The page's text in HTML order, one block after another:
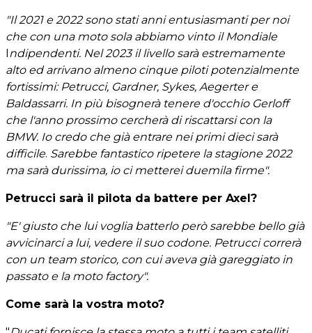
"Il 2021 e 2022 sono stati anni entusiasmanti per noi
che con una moto sola abbiamo vinto il Mondiale
Indipendenti. Nel 2023 il livello sarà estremamente
alto ed arrivano almeno cinque piloti potenzialmente
fortissimi: Petrucci, Gardner, Sykes, Aegerter e
Baldassarri. In più bisognerà tenere d'occhio Gerloff
che l'anno prossimo cercherà di riscattarsi con la
BMW. Io credo che già entrare nei primi dieci sarà
difficile. Sarebbe fantastico ripetere la stagione 2022
ma sarà durissima, io ci metterei duemila firme".
Petrucci sarà il pilota da battere per Axel?
"E' giusto che lui voglia batterlo però sarebbe bello già
avvicinarci a lui, vedere il suo codone. Petrucci correrà
con un team storico, con cui aveva già gareggiato in
passato e la moto factory".
Come sarà la vostra moto?